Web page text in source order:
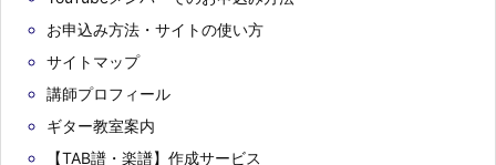
お申込み方法・サイトの使い方
サイトマップ
講師プロフィール
ギター教室案内
【TAB譜・楽譜】作成サービス